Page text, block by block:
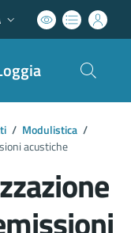
attiva:
/ Modulistica /
acustiche